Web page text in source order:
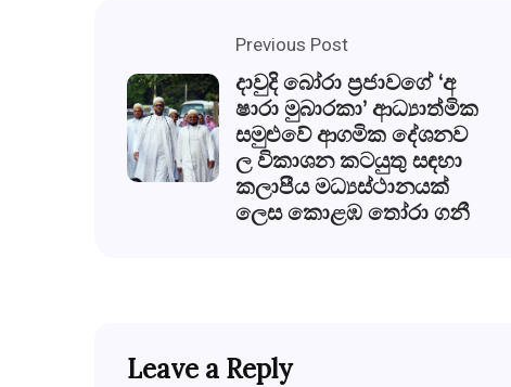
Previous Post
දාවුදි බෝරා ප්‍රජාවගේ ‘අ
ෂාරා මුබාරකා’ ආධ්‍යාත්මික
සමුළුවේ ආගමික දේශනව
ල විකාශන කටයුතු සඳහා
කලාපීය මධ්‍යස්ථානයක්
ලෙස කොළඹ තෝරා ගනී
Leave a Reply